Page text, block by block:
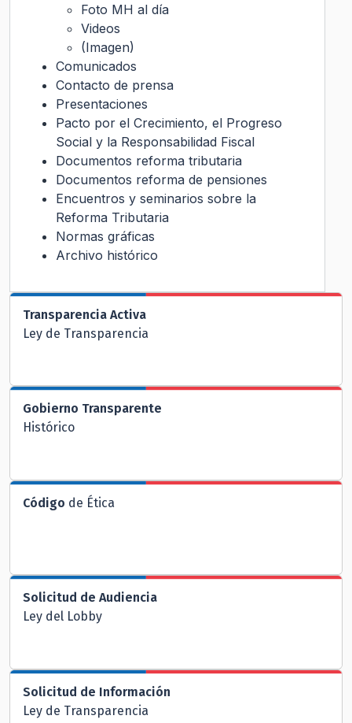
Foto MH al día
Videos
(Imagen)
Comunicados
Contacto de prensa
Presentaciones
Pacto por el Crecimiento, el Progreso
Social y la Responsabilidad Fiscal
Documentos reforma tributaria
Documentos reforma de pensiones
Encuentros y seminarios sobre la
Reforma Tributaria
Normas gráficas
Archivo histórico
Transparencia Activa
Ley de Transparencia
Gobierno Transparente
Histórico
Código de Ética
Solicitud de Audiencia
Ley del Lobby
Solicitud de Información
Ley de Transparencia